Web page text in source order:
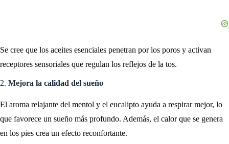
Se cree que los aceites esenciales penetran por los poros y activan
receptores sensoriales que regulan los reflejos de la tos.
2. Mejora la calidad del sueño
El aroma relajante del mentol y el eucalipto ayuda a respirar mejor, lo
que favorece un sueño más profundo. Además, el calor que se genera
en los pies crea un efecto reconfortante.